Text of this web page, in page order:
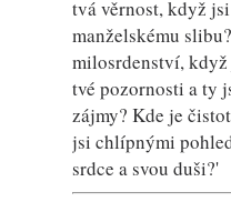
tvá věrnost, když
manželskému
milosrdenství,
tvé pozornosti a ty
zájmy? Kde je
jsi chlípnými
srdce a svou duši?'